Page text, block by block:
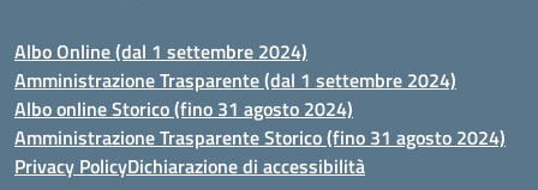
Albo Online (dal 1 settembre 2024)
Amministrazione Trasparente (dal 1 settembre 2024)
Albo online Storico (fino 31 agosto 2024)
Amministrazione Trasparente Storico (fino 31 agosto 2024)
Privacy PolicyDichiarazione di accessibilità